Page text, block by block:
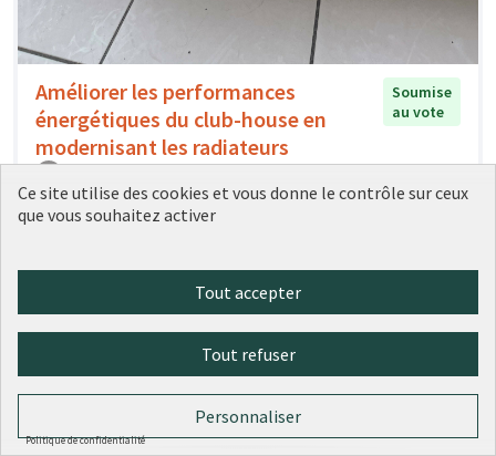
Améliorer les performances
énergétiques du club-house en
modernisant les radiateurs
Soumise
au vote
Jardin Secret - Saint Rambert Ile
Barbe
vote
Ce site utilise des cookies et vous donne le contrôle sur ceux
que vous souhaitez activer
Tout accepter
Tout refuser
Personnaliser
Politique de confidentialité